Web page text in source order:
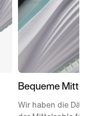
Bequeme
Wir haben die